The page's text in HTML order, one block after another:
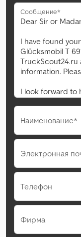
Сообщение*
Наименование*
Электронная
Телефон
Фирма